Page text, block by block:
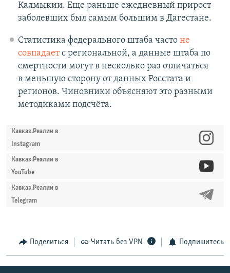
Калмыкии. Еще раньше ежедневный прирост
заболевших был самым большим в Дагестане.
Статистика федерального штаба часто не
совпадаетс региональной, а данные штаба по
смертности могут в несколько раз отличаться
в меньшую сторону от данных Росстата и
регионов. Чиновники объясняют это разными
методиками подсчёта.
Кавказ.Реалии в
Instagram
Кавказ.Реалии в
YouTube
Кавказ.Реалии в
Telegram
Поделиться Читать без VPN Подпишитесь